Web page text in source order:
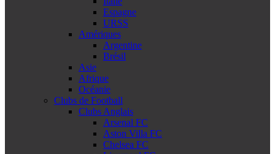
Espagne
URSS
Amériques
Argentine
Brésil
Asie
Afrique
Océanie
Clubs de Football
Clubs Anglais
Arsenal FC
Aston Villa FC
Chelsea FC